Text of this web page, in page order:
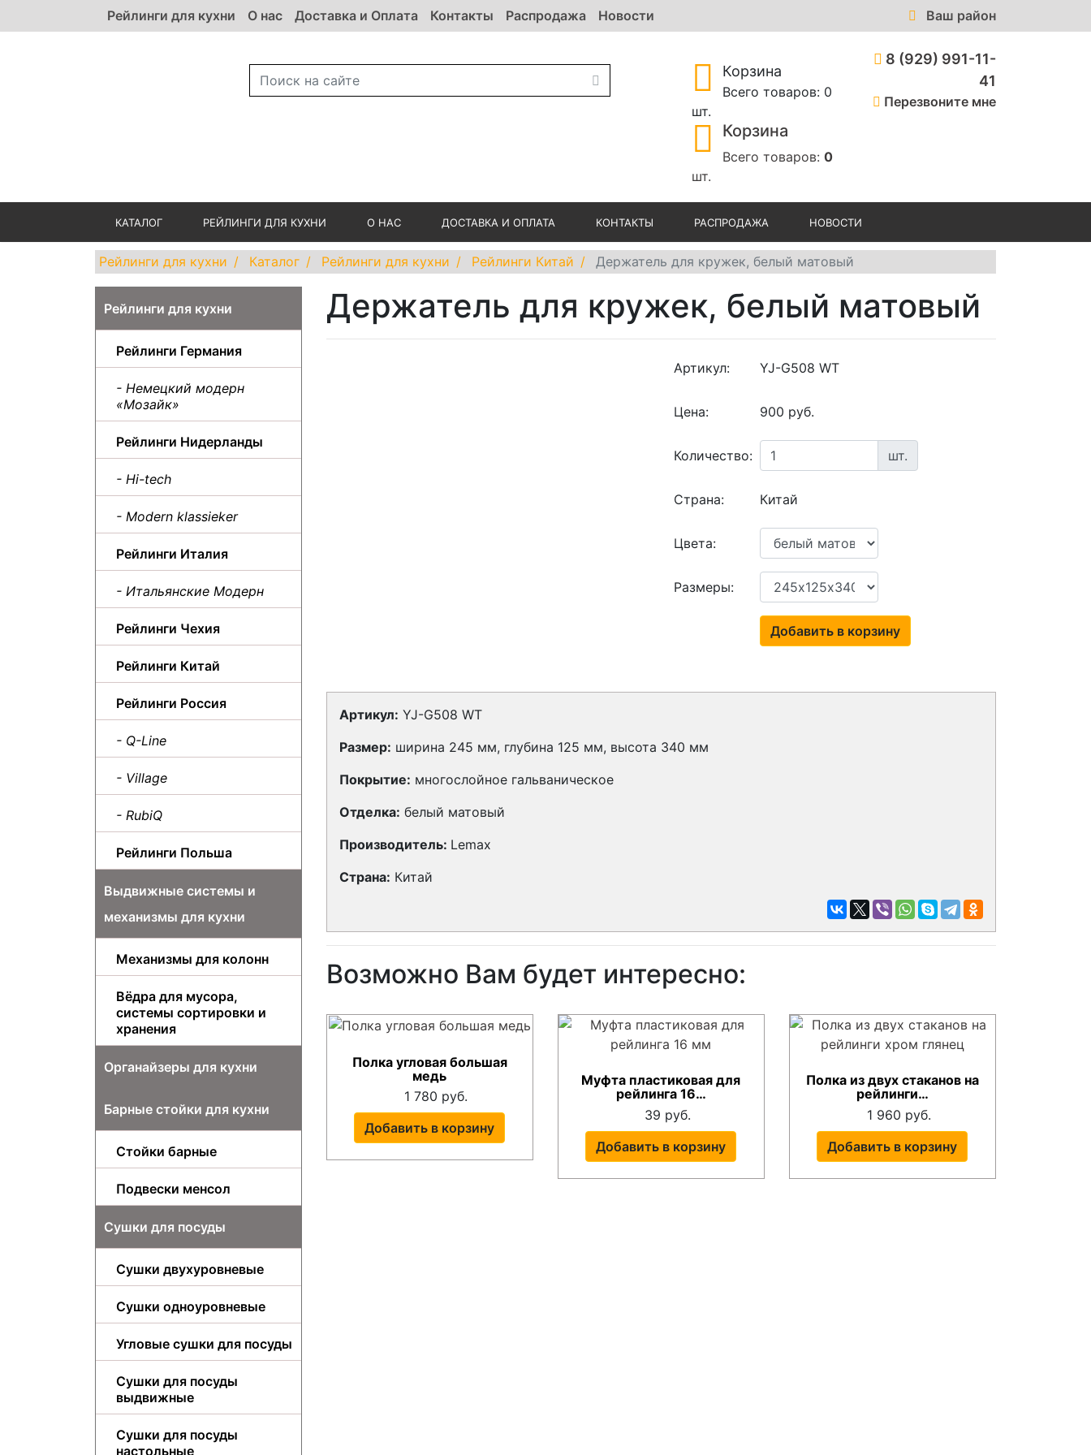
Рейлинги для кухни О нас Доставка и Оплата Контакты Распродажа Новости Ваш район
Корзина
Всего товаров: 0
шт.
Корзина
Всего товаров: 0
шт.
8 (929) 991-11-
41
Перезвоните мне
КАТАЛОГ РЕЙЛИНГИ ДЛЯ КУХНИ О НАС ДОСТАВКА И ОПЛАТА КОНТАКТЫ РАСПРОДАЖА НОВОСТИ
Рейлинги для кухни Каталог Рейлинги для кухни Рейлинги Китай Держатель для кружек, белый матовый
Рейлинги для кухни
Рейлинги Германия
- Немецкий модерн
«Мозайк»
Рейлинги Нидерланды
- Hi-tech
- Modern klassieker
Рейлинги Италия
- Итальянские Модерн
Рейлинги Чехия
Рейлинги Китай
Рейлинги Россия
- Q-Line
- Village
- RubiQ
Рейлинги Польша
Выдвижные системы и
механизмы для кухни
Механизмы для колонн
Вёдра для мусора,
системы сортировки и
хранения
Органайзеры для кухни
Барные стойки для кухни
Стойки барные
Подвески менсол
Сушки для посуды
Сушки двухуровневые
Сушки одноуровневые
Угловые сушки для посуды
Сушки для посуды
выдвижные
Сушки для посуды
настольные
Держатель для кружек, белый матовый
Артикул: YJ-G508 WT
Цена: 900 руб.
Количество: шт.
Страна: Китай
Цвета:
Размеры:
Добавить в корзину
Артикул: YJ-G508 WT
Размер: ширина 245 мм, глубина 125 мм, высота 340 мм
Покрытие: многослойное гальваническое
Отделка: белый матовый
Производитель: Lemax
Страна: Китай
Возможно Вам будет интересно:
Полка угловая большая
медь
1 780 руб.
Добавить в корзину
Муфта пластиковая для
рейлинга 16…
39 руб.
Добавить в корзину
Полка из двух стаканов на
рейлинги…
1 960 руб.
Добавить в корзину